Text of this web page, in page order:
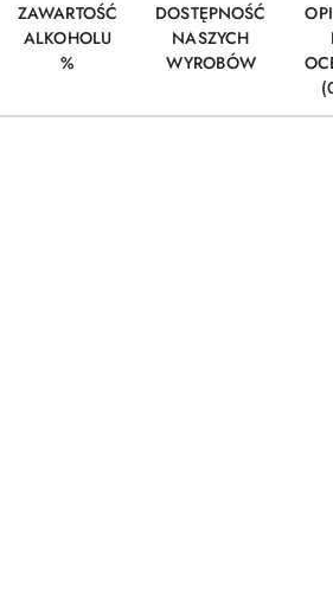
ZAWARTOŚĆ
ALKOHOLU
%
DOSTĘPNOŚĆ
NASZYCH
WYROBÓW